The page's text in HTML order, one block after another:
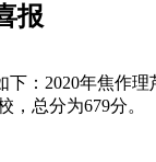
报
：2020年焦作
，总分为679分。